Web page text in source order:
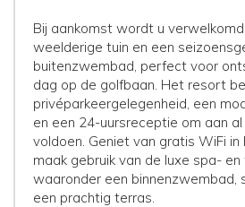
Bij aankomst wordt u
weelderige tuin en een
buitenzwembad, perfect voor
dag op de golfbaan. Het resort
privéparkeergelegenheid, een
en een 24-uursreceptie om aan
voldoen. Geniet van gratis WiFi
maak gebruik van de luxe spa-
waaronder een binnenzwembad,
een prachtig terras.